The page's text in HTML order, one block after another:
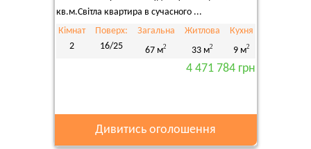
кв.м.Світла квартира в сучасного ...
Кімнат
2
Поверх:
16/25
Загальна
67 м2
Житлова
33 м2
Кухня
9 м2
4 471 784 грн
Дивитись оголошення